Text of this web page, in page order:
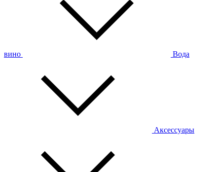
вино Вода
Аксессуары